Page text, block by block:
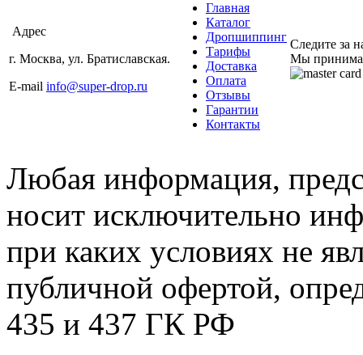
Адрес
г. Москва, ул. Братиславская.
E-mail info@super-drop.ru
Главная
Каталог
Дропшиппинг
Тарифы
Доставка
Оплата
Отзывы
Гарантии
Контакты
Следите за
Мы
Любая информация,
носит исключительно
при каких условиях не
публичной офертой,
435 и 437 ГК РФ